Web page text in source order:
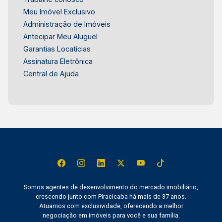
Consultoria de Imóveis, mais de 37 anos no
mercado imobiliário de Piracicaba. Agende sua
visita.
Meu Imóvel Exclusivo
Administração de Imóveis
Antecipar Meu Aluguel
Garantias Locatícias
Assinatura Eletrônica
Central de Ajuda
Somos agentes de desenvolvimento do mercado imobiliário,
crescendo junto com Piracicaba há mais de 37 anos.
Atuamos com exclusividade, oferecendo a melhor
negociação em imóveis para você e sua família.